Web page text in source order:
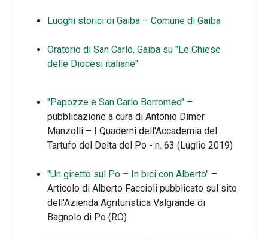
Luoghi storici di Gaiba – Comune di Gaiba
Oratorio di San Carlo, Gaiba su "Le Chiese
delle Diocesi italiane"
"Papozze e San Carlo Borromeo" –
pubblicazione a cura di Antonio Dimer
Manzolli – I Quaderni dell'Accademia del
Tartufo del Delta del Po - n. 63 (Luglio 2019)
"Un giretto sul Po – In bici con Alberto" –
Articolo di Alberto Faccioli pubblicato sul sito
dell'Azienda Agrituristica Valgrande di
Bagnolo di Po (RO)